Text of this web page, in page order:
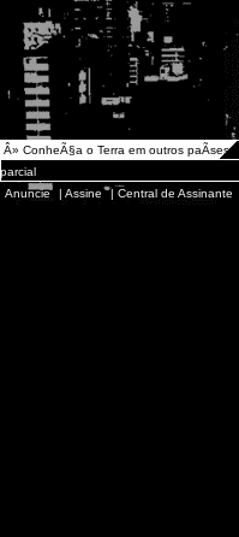
Â» ConheÃ§a o Terra em outros paÃ­ses
parcial
Anuncie
| Assine | Central de Assinante